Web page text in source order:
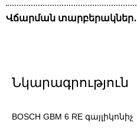
Վճարման տարբերակներ․
Նկարագրություն
BOSCH GBM 6 RE գայլիկոնիչ